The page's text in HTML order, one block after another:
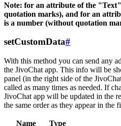
Note: for an attribute of the
quotation marks), and for an
is a number (without quotation
setCustomData#
With this method you can send any
the JivoChat app. This info will be
panel (in the right side of the
called as many times as needed. If
JivoChat app will be updated in the
the same order as they appear in the
Name Type